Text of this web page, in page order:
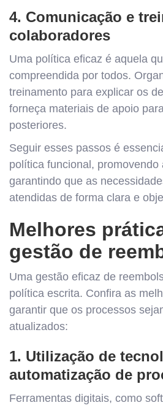
4. Comunicação e
colaboradores
Uma política eficaz é aquela
compreendida por todos.
treinamento para explicar os
forneça materiais de apoio
posteriores.
Seguir esses passos é
política funcional, promovendo
garantindo que as
atendidas de forma clara e
Melhores
gestão de
Uma gestão eficaz de
política escrita. Confira as
garantir que os processos
atualizados:
1. Utilização de
automatização de
Ferramentas digitais, como